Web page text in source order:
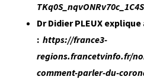
Dr Didier PLEUX
: https://france3-
regions.francetvinfo.fr/
comment-parler-du-